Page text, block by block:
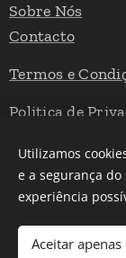
Sobre Nós
Contacto
Termos e
Politica de
Livro de
Utilizamos
e a segurança
experiência
Aceitar